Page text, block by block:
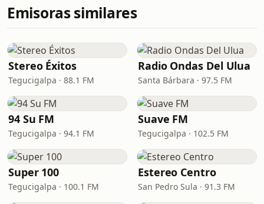
Emisoras similares
Stereo Éxitos
Tegucigalpa · 88.1 FM
Radio Ondas Del Ulua
Santa Bárbara · 97.5 FM
94 Su FM
Tegucigalpa · 94.1 FM
Suave FM
Tegucigalpa · 102.5 FM
Super 100
Tegucigalpa · 100.1 FM
Estereo Centro
San Pedro Sula · 91.3 FM